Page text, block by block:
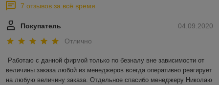
7 отзывов за всё время
04.09.2020
Покупатель
Отлично
Работаю с данной фирмой только по безналу вне зависимости от
величины заказа любой из менеджеров всегда оперативно реагирует
на любую величину заказа. Отдельное спасибо менеджеру Николаю